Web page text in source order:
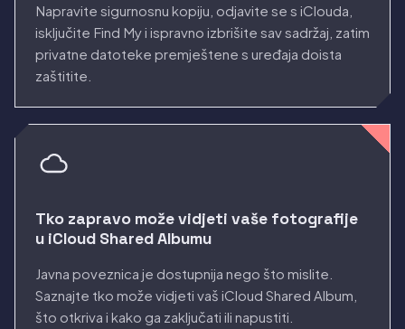
Napravite sigurnosnu kopiju, odjavite se s iClouda,
isključite Find My i ispravno izbrišite sav sadržaj, zatim
privatne datoteke premještene s uređaja doista
zaštitite.
Tko zapravo može vidjeti vaše fotografije
u iCloud Shared Albumu
Javna poveznica je dostupnija nego što mislite.
Saznajte tko može vidjeti vaš iCloud Shared Album,
što otkriva i kako ga zaključati ili napustiti.